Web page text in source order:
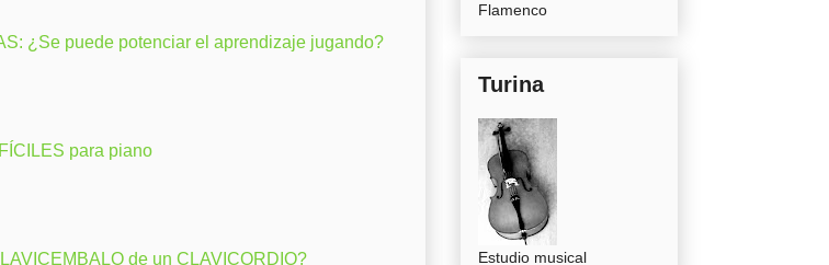
¿Se puede potenciar el aprendizaje jugando?
para piano
de un CLAVICORDIO?
Flamenco
Turina
Estudio musical